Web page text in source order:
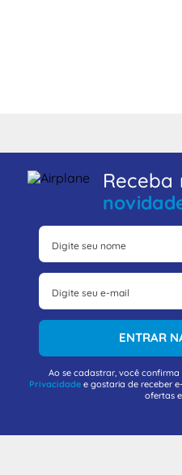
Receba
ENTRAR
Ao se cadastrar, você confirma
Privacidadee gostaria de receber
ofertas